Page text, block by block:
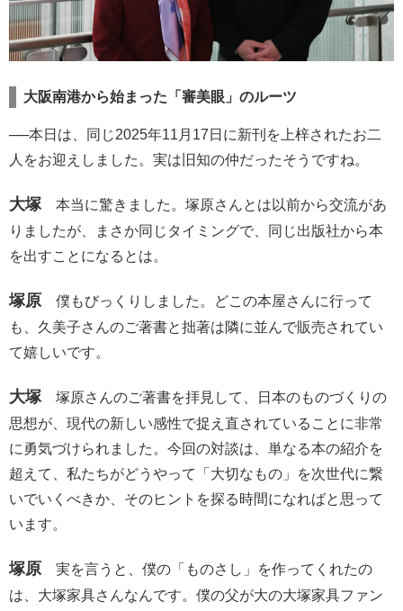
大阪南港から始まった「審美眼」のルーツ
──本日は、同じ2025年11月17日に新刊を上梓されたお二
人をお迎えしました。実は旧知の仲だったそうですね。
大塚本当に驚きました。塚原さんとは以前から交流があ
りましたが、まさか同じタイミングで、同じ出版社から本
を出すことになるとは。
塚原 僕もびっくりしました。どこの本屋さんに行って
も、久美子さんのご著書と拙著は隣に並んで販売されてい
て嬉しいです。
大塚塚原さんのご著書を拝見して、日本のものづくりの
思想が、現代の新しい感性で捉え直されていることに非常
に勇気づけられました。今回の対談は、単なる本の紹介を
超えて、私たちがどうやって「大切なもの」を次世代に繋
いでいくべきか、そのヒントを探る時間になればと思って
います。
塚原 実を言うと、僕の「ものさし」を作ってくれたの
は、大塚家具さんなんです。僕の父が大の大塚家具ファン